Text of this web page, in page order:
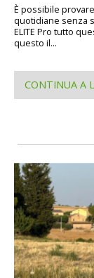
È possibile
quotidiane senza
ELITE Pro tutto
questo il...
CONTINUA A